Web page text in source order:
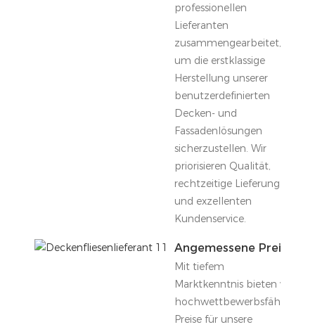
professionellen
Lieferanten
zusammengearbeitet,
um die erstklassige
Herstellung unserer
benutzerdefinierten
Decken- und
Fassadenlösungen
sicherzustellen. Wir
priorisieren Qualität,
rechtzeitige Lieferung
und exzellenten
Kundenservice.
Angemessene Preise
Mit tiefem
Marktkenntnis bieten wir
hochwettbewerbsfähige
Preise für unsere